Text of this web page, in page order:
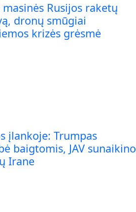
Rusijos raketų
dronų smūgiai
krizės grėsmė
įlankoje: Trumpas
baigtomis, JAV sunaikino
Irane